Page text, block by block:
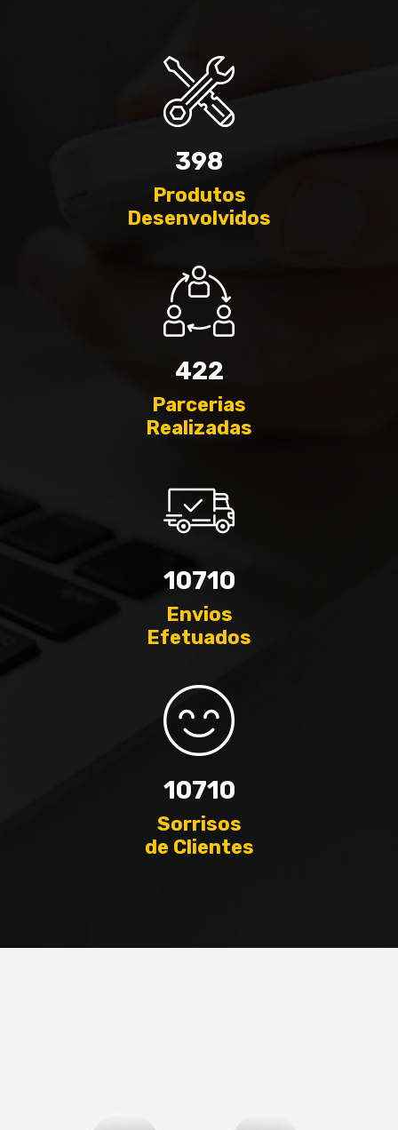
398
Produtos
Desenvolvidos
422
Parcerias
Realizadas
12138
Envios
Efetuados
12138
Sorrisos
de Clientes